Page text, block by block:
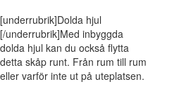
[underrubrik]Dolda hjul
[/underrubrik]Med inbyggda
dolda hjul kan du också flytta
detta skåp runt. Från rum till rum
eller varför inte ut på uteplatsen.